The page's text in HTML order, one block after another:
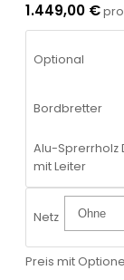
1.449,00 €
Optional
Bordbretter
Alu-Sprerrholz
mit Leiter
Netz
Preis mit